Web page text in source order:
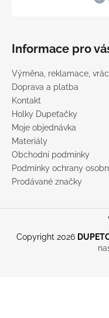
Informace pro
Výměna, reklamace,
Doprava a platba
Kontakt
Holky Dupeťačky
Moje objednávka
Materiály
Obchodní podmínky
Podmínky ochrany
Prodávané značky
Copyright 2026